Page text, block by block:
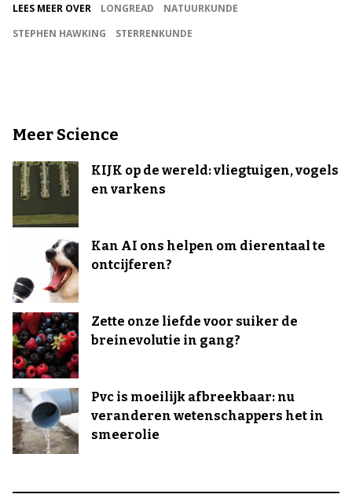
LEES MEER OVER LONGREAD
NATUURKUNDE
STEPHEN HAWKING
STERRENKUNDE
Meer Science
KIJK op de wereld: vliegtuigen, vogels
en varkens
Kan AI ons helpen om dierentaal te
ontcijferen?
Zette onze liefde voor suiker de
breinevolutie in gang?
Pvc is moeilijk afbreekbaar: nu
veranderen wetenschappers het in
smeerolie